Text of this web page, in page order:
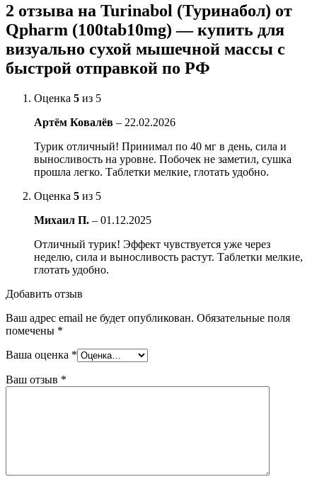
2 отзыва на Turinabol (Туринабол) от
Qpharm (100tab10mg) — купить для
визуально сухой мышечной массы с
быстрой отправкой по РФ
Оценка 5 из 5
Артём Ковалёв – 22.02.2026
Турик отличный! Принимал по 40 мг в день, сила и
выносливость на уровне. Побочек не заметил, сушка
прошла легко. Таблетки мелкие, глотать удобно.
Оценка 5 из 5
Михаил П. – 01.12.2025
Отличный турик! Эффект чувствуется уже через
неделю, сила и выносливость растут. Таблетки мелкие,
глотать удобно.
Добавить отзыв
Ваш адрес email не будет опубликован. Обязательные поля
помечены *
Ваша оценка *
Ваш отзыв *